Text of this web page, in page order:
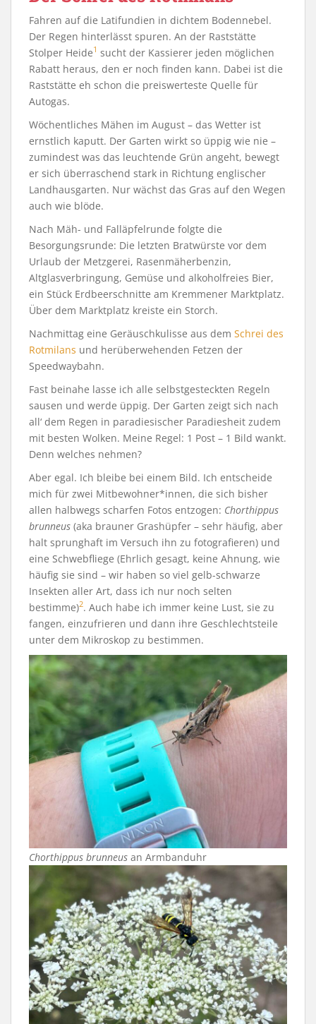
Fahren auf die Latifundien in dichtem Bodennebel.
Der Regen hinterlässt spuren. An der Raststätte
Stolper Heide1 sucht der Kassierer jeden möglichen
Rabatt heraus, den er noch finden kann. Dabei ist die
Raststätte eh schon die preiswerteste Quelle für
Autogas.
Wöchentliches Mähen im August – das Wetter ist
ernstlich kaputt. Der Garten wirkt so üppig wie nie –
zumindest was das leuchtende Grün angeht, bewegt
er sich überraschend stark in Richtung englischer
Landhausgarten. Nur wächst das Gras auf den Wegen
auch wie blöde.
Nach Mäh- und Falläpfelrunde folgte die
Besorgungsrunde: Die letzten Bratwürste vor dem
Urlaub der Metzgerei, Rasenmäherbenzin,
Altglasverbringung, Gemüse und alkoholfreies Bier,
ein Stück Erdbeerschnitte am Kremmener Marktplatz.
Über dem Marktplatz kreiste ein Storch.
Nachmittag eine Geräuschkulisse aus dem Schrei des
Rotmilans und herüberwehenden Fetzen der
Speedwaybahn.
Fast beinahe lasse ich alle selbstgesteckten Regeln
sausen und werde üppig. Der Garten zeigt sich nach
all‘ dem Regen in paradiesischer Paradiesheit zudem
mit besten Wolken. Meine Regel: 1 Post – 1 Bild wankt.
Denn welches nehmen?
Aber egal. Ich bleibe bei einem Bild. Ich entscheide
mich für zwei Mitbewohner*innen, die sich bisher
allen halbwegs scharfen Fotos entzogen: Chorthippus
brunneus (aka brauner Grashüpfer – sehr häufig, aber
halt sprunghaft im Versuch ihn zu fotografieren) und
eine Schwebfliege (Ehrlich gesagt, keine Ahnung, wie
häufig sie sind – wir haben so viel gelb-schwarze
Insekten aller Art, dass ich nur noch selten
bestimme)2. Auch habe ich immer keine Lust, sie zu
fangen, einzufrieren und dann ihre Geschlechtsteile
unter dem Mikroskop zu bestimmen.
Chorthippus brunneus an Armbanduhr